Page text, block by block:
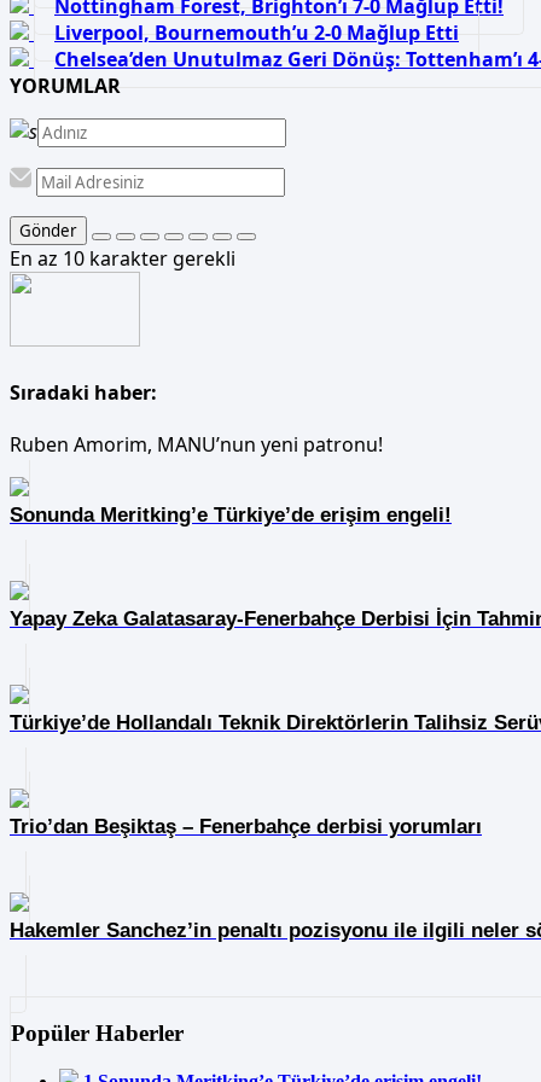
Nottingham Forest, Brighton’ı 7-0 Mağlup Etti!
Liverpool, Bournemouth’u 2-0 Mağlup Etti
Chelsea’den Unutulmaz Geri Dönüş: Tottenham’ı
YORUMLAR
Gönder
En az 10 karakter gerekli
Sıradaki haber:
Ruben Amorim, MANU’nun yeni patronu!
Sonunda Meritking’e Türkiye’de erişim engeli!
Yapay Zeka Galatasaray-Fenerbahçe Derbisi İçin
Türkiye’de Hollandalı Teknik Direktörlerin Talihsiz
Trio’dan Beşiktaş – Fenerbahçe derbisi yorumları
Hakemler Sanchez’in penaltı pozisyonu ile ilgili neler
Popüler Haberler